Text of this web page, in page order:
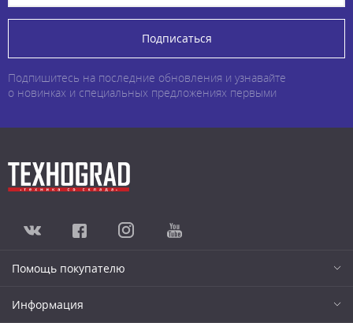
Подписаться
Подпишитесь на последние обновления и узнавайте
о новинках и специальных предложениях первыми
Помощь покупателю
Информация